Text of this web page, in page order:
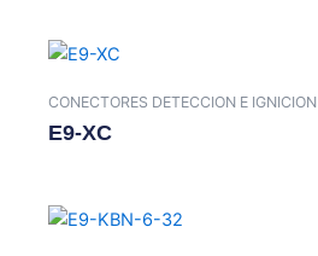
CONECTORES DETECCION E IGNICION
E9-XC